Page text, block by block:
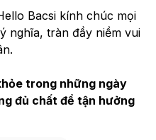
Bacsi kính chúc mọi
nghĩa, tràn đầy niềm vui
trong những ngày
đủ chất để tận hưởng